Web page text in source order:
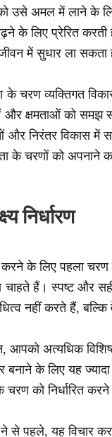
उसे अमल में लाने के
के लिए प्रेरित करती
में सुधार ला सकता
चरण व्यक्तिगत
क्षमताओं को समझ
और निरंतर विकास में
के चरणों को अपनाने
निर्धारण
करने के लिए पहला
हैं। स्पष्ट और
नहीं करते हैं,
आपको अत्यधिक
बनाने के लिए यह
को निर्धारित करने
से पहले, यह विचार